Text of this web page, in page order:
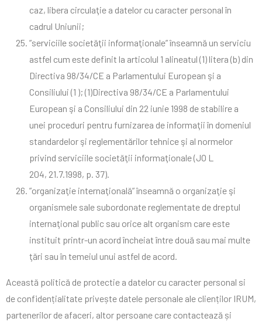
caz, libera circulaţie a datelor cu caracter personal în
cadrul Uniunii;
”serviciile societăţii informaţionale” înseamnă un serviciu
astfel cum este definit la articolul 1 alineatul (1) litera (b) din
Directiva 98/34/CE a Parlamentului European şi a
Consiliului (1 ); (1)Directiva 98/34/CE a Parlamentului
European şi a Consiliului din 22 iunie 1998 de stabilire a
unei proceduri pentru furnizarea de informaţii în domeniul
standardelor şi reglementărilor tehnice şi al normelor
privind serviciile societăţii informaţionale (JO L
204, 21.7.1998, p. 37).
”organizaţie internaţională” înseamnă o organizaţie şi
organismele sale subordonate reglementate de dreptul
internaţional public sau orice alt organism care este
instituit printr-un acord încheiat între două sau mai multe
ţări sau în temeiul unui astfel de acord.
Această politică de protectie a datelor cu caracter personal si
de confidențialitate privește datele personale ale clienților IRUM,
partenerilor de afaceri, altor persoane care contactează și